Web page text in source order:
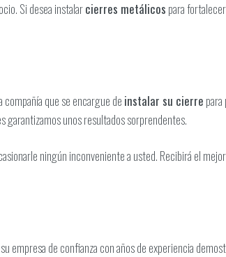
Si desea instalarcierres metálicos para
que se encargue de instalar su cierre
garantizamos unos resultados sorprendentes.
ningún inconveniente a usted. Recibirá el
empresa de confianza con años de experiencia